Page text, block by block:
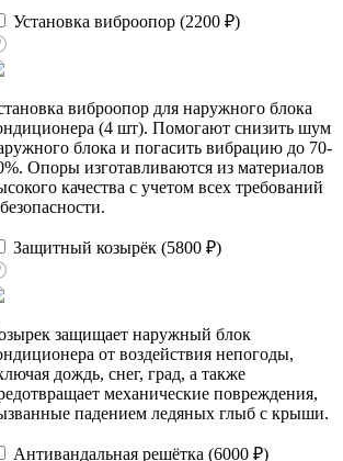
Установка виброопор (2200 ₽)
виброопор для наружного блока
(4 шт). Помогают снизить шум
блока и погасить вибрацию до 70-
Опоры изготавливаются из материалов
качества с учетом всех требований
Защитный козырёк (5800 ₽)
защищает наружный блок
от воздействия непогоды,
дождь, снег, град, а также
механические повреждения,
падением ледяных глыб с крыши.
Антивандальная решётка (6000 ₽)